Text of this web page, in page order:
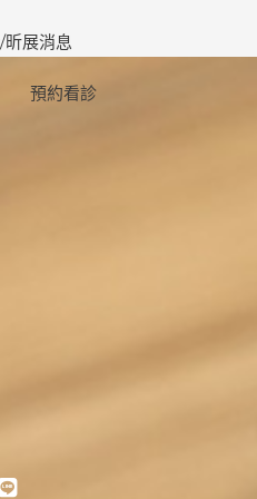
昕展消息
預約看診
Line